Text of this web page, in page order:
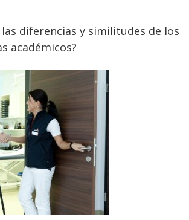
diferencias y similitudes de los
académicos?